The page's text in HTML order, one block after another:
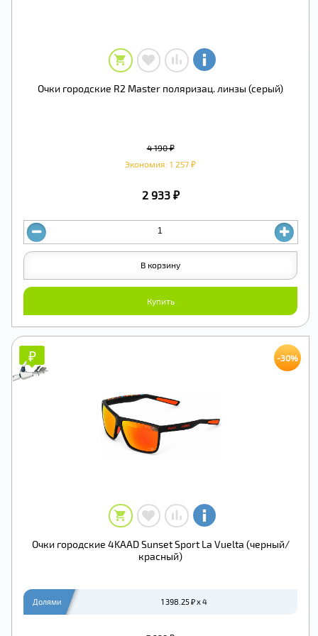
Очки городские R2 Master поляризац. линзы (серый)
4 190 ₽
Экономия: 1 257 ₽
2 933 ₽
Купить
В корзину
₽
₽
Очки городские 4KAAD Sunset Sport La Vuelta (черный/
красный)
Долями 1 398.25 ₽ x 4
-30%